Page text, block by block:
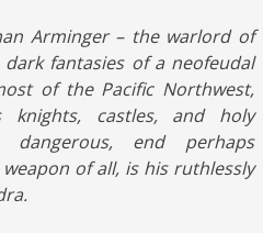
Arminger – the warlord of
fantasies of a neofeudal
of the Pacific Northwest,
castles, and holy
dangerous, end perhaps
of all, is his ruthlessly